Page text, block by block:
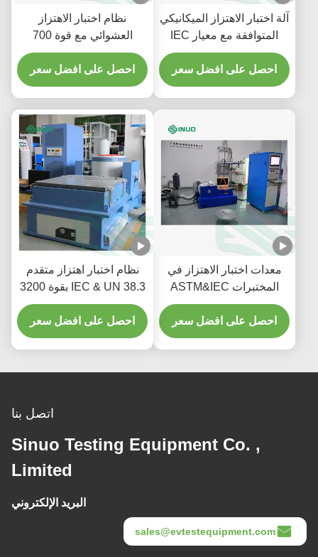
آلة اختبار الاهتزاز الميكانيكي
المتوافقة مع معيار IEC
60068 مع حمولة 300 كجم
احصل على افضل سعر
نظام اختبار الاهتزاز
العشوائي مع قوة 700
كيلوغرام و 600 ملم
احصل على افضل سعر
معدات اختبار الاهتزاز في
المختبرات ASTM&IEC
لمكونات السيارات
احصل على افضل سعر
نظام اختبار اهتزاز متقدم
IEC & UN 38.3 بقوة 3200
كجم
احصل على افضل سعر
اتصل بنا
Sinuo Testing Equipment Co. ,
Limited
البريد الإلكتروني
sales@evtestequipment.com